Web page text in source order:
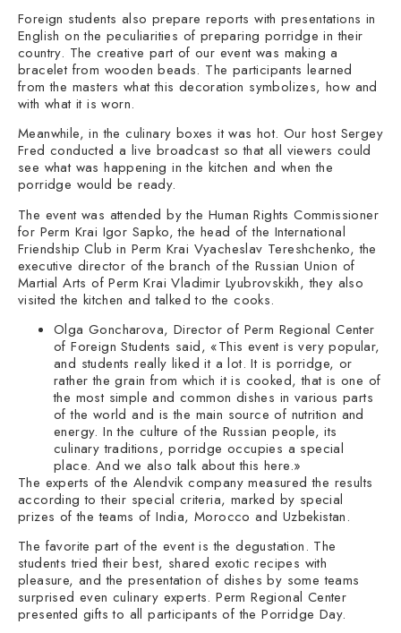
Foreign students also prepare reports with presentations in
English on the peculiarities of preparing porridge in their
country. The creative part of our event was making a
bracelet from wooden beads. The participants learned
from the masters what this decoration symbolizes, how and
with what it is worn.
Meanwhile, in the culinary boxes it was hot. Our host Sergey
Fred conducted a live broadcast so that all viewers could
see what was happening in the kitchen and when the
porridge would be ready.
The event was attended by the Human Rights Commissioner
for Perm Krai Igor Sapko, the head of the International
Friendship Club in Perm Krai Vyacheslav Tereshchenko, the
executive director of the branch of the Russian Union of
Martial Arts of Perm Krai Vladimir Lyubrovskikh, they also
visited the kitchen and talked to the cooks.
Olga Goncharova, Director of Perm Regional Center
of Foreign Students said, «This event is very popular,
and students really liked it a lot. It is porridge, or
rather the grain from which it is cooked, that is one of
the most simple and common dishes in various parts
of the world and is the main source of nutrition and
energy. In the culture of the Russian people, its
culinary traditions, porridge occupies a special
place. And we also talk about this here.»
The experts of the Alendvik company measured the results
according to their special criteria, marked by special
prizes of the teams of India, Morocco and Uzbekistan.
The favorite part of the event is the degustation. The
students tried their best, shared exotic recipes with
pleasure, and the presentation of dishes by some teams
surprised even culinary experts. Perm Regional Center
presented gifts to all participants of the Porridge Day.